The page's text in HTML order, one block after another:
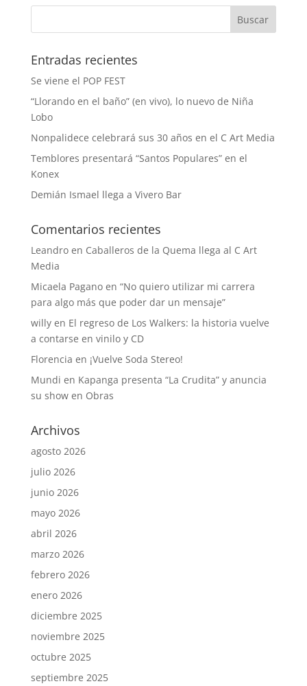
Entradas recientes
Se viene el POP FEST
“Llorando en el baño” (en vivo), lo nuevo de Niña
Lobo
Nonpalidece celebrará sus 30 años en el C Art Media
Temblores presentará “Santos Populares” en el
Konex
Demián Ismael llega a Vivero Bar
Comentarios recientes
Leandroen Caballeros de la Quema llega al C Art
Media
Micaela Paganoen “No quiero utilizar mi carrera
para algo más que poder dar un mensaje”
willyen El regreso de Los Walkers: la historia vuelve
a contarse en vinilo y CD
Florencia en ¡Vuelve Soda Stereo!
Mundi en Kapanga presenta “La Crudita” y anuncia
su show en Obras
Archivos
agosto 2026
julio 2026
junio 2026
mayo 2026
abril 2026
marzo 2026
febrero 2026
enero 2026
diciembre 2025
noviembre 2025
octubre 2025
septiembre 2025